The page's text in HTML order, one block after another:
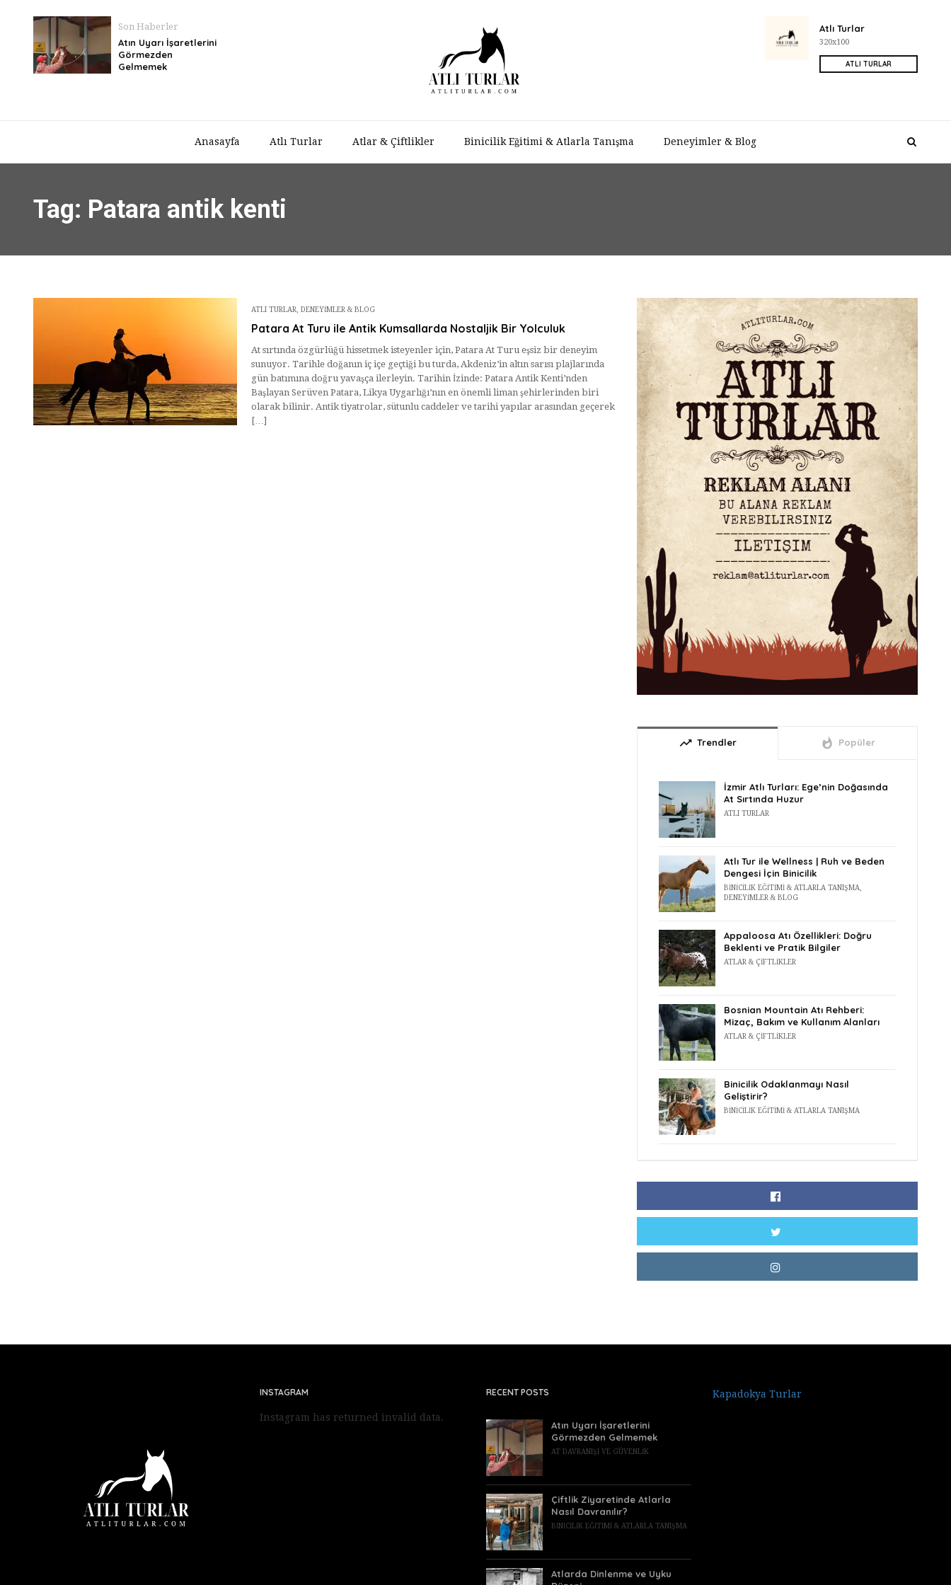
Anasayfa Atlı Turlar Atlar & Çiftlikler Binicilik Eğitimi & Atlarla Tanışma Deneyimler & Blog
Atlı Turlar
320x100
ATLI TURLAR
Son Haberler
Atın Uyarı İşaretlerini
Görmezden
Gelmemek
Tag: Patara antik kenti
ATLI TURLAR DENEYIMLER & BLOG
Patara At Turu ile Antik Kumsallarda Nostaljik Bir Yolculuk
At sırtında özgürlüğü hissetmek isteyenler için, Patara At Turu eşsiz bir deneyim
sunuyor. Tarihle doğanın iç içe geçtiği bu turda, Akdeniz’in altın sarısı plajlarında
gün batımına doğru yavaşça ilerleyin. Tarihin İzinde: Patara Antik Kenti’nden
Başlayan Serüven Patara, Likya Uygarlığı’nın en önemli liman şehirlerinden biri
olarak bilinir. Antik tiyatrolar, sütunlu caddeler ve tarihi yapılar arasından geçerek
[…]
trending_up Trendler whatshot Popüler
İzmir Atlı Turları: Ege’nin Doğasında
At Sırtında Huzur
ATLI TURLAR
Atlı Tur ile Wellness | Ruh ve Beden
Dengesi İçin Binicilik
BINICILIK EĞITIMI & ATLARLA TANIŞMA
DENEYIMLER & BLOG
Appaloosa Atı Özellikleri: Doğru
Beklenti ve Pratik Bilgiler
ATLAR & ÇIFTLIKLER
Bosnian Mountain Atı Rehberi:
Mizaç, Bakım ve Kullanım Alanları
ATLAR & ÇIFTLIKLER
Binicilik Odaklanmayı Nasıl
Geliştirir?
BINICILIK EĞITIMI & ATLARLA TANIŞMA
INSTAGRAM
Instagram has returned invalid data.
RECENT POSTS
Atın Uyarı İşaretlerini
Görmezden Gelmemek
AT DAVRANIŞI VE GÜVENLIK
Çiftlik Ziyaretinde Atlarla
Nasıl Davranılır?
BINICILIK EĞITIMI & ATLARLA TANIŞMA
Atlarda Dinlenme ve Uyku
Kapadokya Turlar